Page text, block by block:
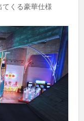
くる豪華仕様